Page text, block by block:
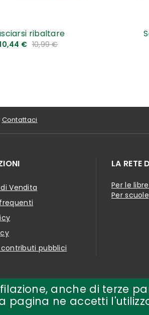
anche di terze
pagina ne accetti
ribaltare
€ 10,99 €
Contattaci
Vendita
pubblici
LA RETE
Per le
Per